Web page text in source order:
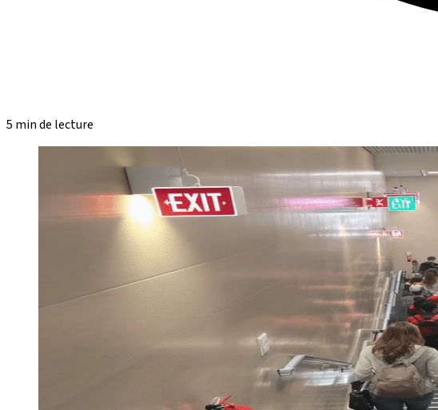
5 min de lecture